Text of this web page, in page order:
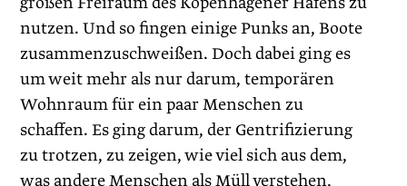
nutzen. Und so fingen einige Punks an, Boote
zusammenzuschweißen. Doch dabei ging es
um weit mehr als nur darum, temporären
Wohnraum für ein paar Menschen zu
schaffen. Es ging darum, der Gentrifizierung
zu trotzen, zu zeigen, wie viel sich aus dem,
was andere Menschen als Müll verstehen,